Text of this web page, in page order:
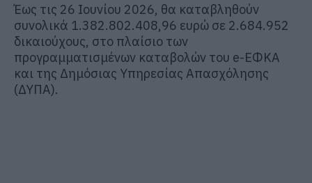
Έως τις 26 Ιουνίου 2026, θα καταβληθούν
συνολικά 1.382.802.408,96 ευρώ σε 2.684.952
δικαιούχους, στο πλαίσιο των
προγραμματισμένων καταβολών του e-ΕΦΚΑ
και της Δημόσιας Υπηρεσίας Απασχόλησης
(ΔΥΠΑ).